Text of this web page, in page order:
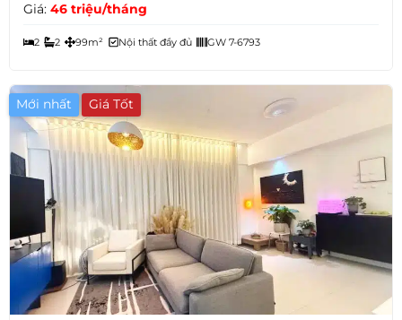
Giá: 46 triệu/tháng
2 2 99m² Nội thất đầy đủ GW 7-6793
Mới nhất Giá Tốt